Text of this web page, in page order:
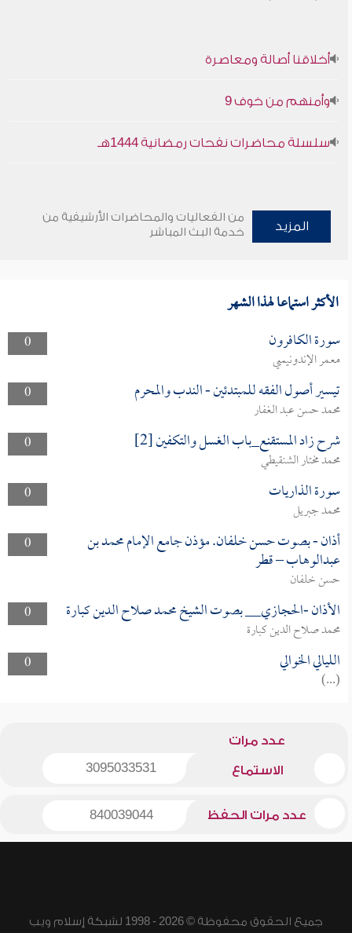
أخلاقنا أصالة ومعاصرة
وأمنهم من خوف 9
سلسلة محاضرات نفحات رمضانية 1444هـ
المزيد
من الفعاليات والمحاضرات الأرشيفية من
خدمة البث المباشر
الأكثر استماعا لهذا الشهر
0 سورة الكافرون
معمر الإندونيسي
0
تيسير أصول الفقه للمبتدئين - الندب والمحرم
محمد حسن عبد الغفار
0
شرح زاد المستقنع_باب الغسل والتكفين [2]
محمد مختار الشنقيطي
0
سورة الذاريات
محمد جبريل
0
أذان - بصوت حسن خلفان. مؤذن جامع الإمام محمد بن
عبدالوهاب – قطر
حسن خلفان
0
الأذان -الحجازي__ بصوت الشيخ محمد صلاح الدين كبارة
محمد صلاح الدين كبارة
0
الليالي الخوالي
(...)
عدد مرات
الاستماع 3095033531
عدد مرات الحفظ 840039044
جميع الحقوق محفوظة © 2026 - 1998 لشبكة إسلام ويب